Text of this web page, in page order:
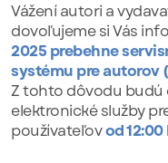
Vážení autori a
dovoľujeme si Vás
2025 prebehne
systému pre autorov
Z tohto dôvodu budú
elektronické služby
používateľovod